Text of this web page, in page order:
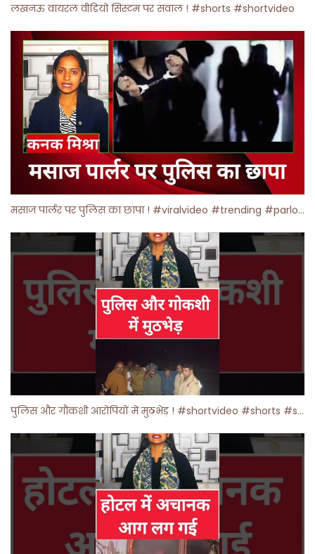
लखनऊ वायरल वीडियो सिस्टम पर सवाल ! #shorts #shortvideo
मसाज पार्लर पर पुलिस का छापा ! #viralvideo #trending #parlour
पुलिस और गौकशी आरोपियों में मुठभेड़ ! #shortvideo #shorts #shortsfeed